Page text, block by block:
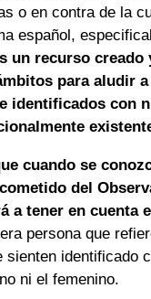
o en contra de la
español,
un recurso creado
para aludir
identificados con
cuando se
del
a tener en cuenta
persona que
sienten identificado
ni el femenino.